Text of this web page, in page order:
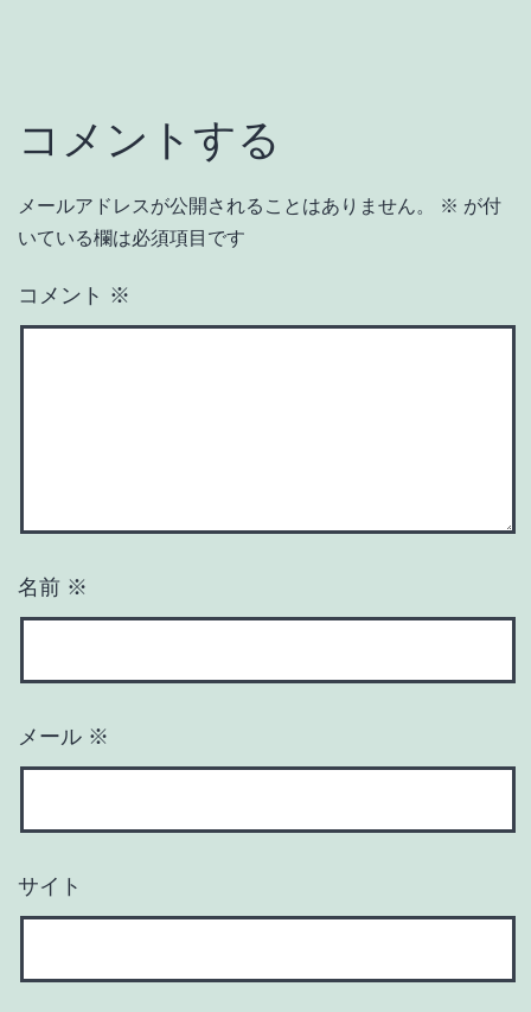
コメントする
メールアドレスが公開されることはありません。 ※ が付
いている欄は必須項目です
コメント ※
名前 ※
メール ※
サイト